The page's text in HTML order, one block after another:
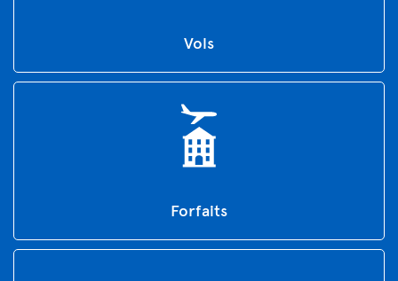
Vols
Forfaits